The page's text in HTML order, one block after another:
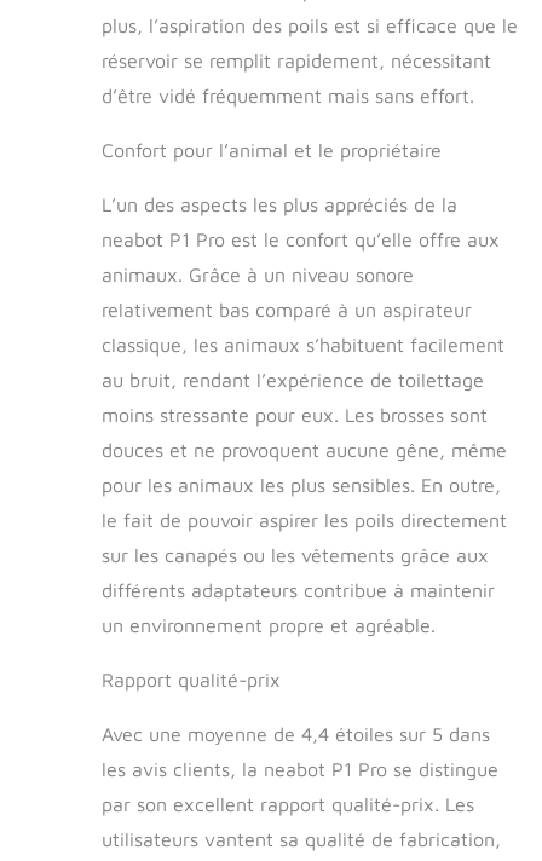
plus, l’aspiration des poils est si efficace que le
réservoir se remplit rapidement, nécessitant
d’être vidé fréquemment mais sans effort.
Confort pour l’animal et le propriétaire
L’un des aspects les plus appréciés de la
neabot P1 Pro est le confort qu’elle offre aux
animaux. Grâce à un niveau sonore
relativement bas comparé à un aspirateur
classique, les animaux s’habituent facilement
au bruit, rendant l’expérience de toilettage
moins stressante pour eux. Les brosses sont
douces et ne provoquent aucune gêne, même
pour les animaux les plus sensibles. En outre,
le fait de pouvoir aspirer les poils directement
sur les canapés ou les vêtements grâce aux
différents adaptateurs contribue à maintenir
un environnement propre et agréable.
Rapport qualité-prix
Avec une moyenne de 4,4 étoiles sur 5 dans
les avis clients, la neabot P1 Pro se distingue
par son excellent rapport qualité-prix. Les
utilisateurs vantent sa qualité de fabrication,